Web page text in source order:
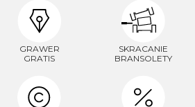
GRAWER
GRATIS
SKRACANIE
BRANSOLETY